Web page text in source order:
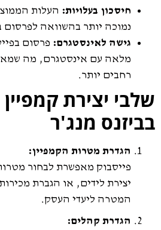
חיסכון בעלויות: העלות
נמוכה יותר בהשוואה לפרסום
גישה לאינסטגרם: פרסום
מלאה עם אינסטגרם, מה
רחבים יותר.
שלבי יצירת
בביזנס מנג'ר
הגדרת מטרות הקמפיין:
פייסבוק מאפשרת לבחור
יצירת לידים, או הגברת
המטרה ליעדי העסק.
הגדרת קהלים: